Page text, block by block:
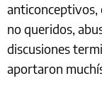
anticonceptivos,
no queridos,
discusiones
aportaron